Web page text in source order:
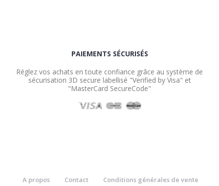
PAIEMENTS SÉCURISÉS
Réglez vos achats en toute confiance grâce au système de
sécurisation 3D secure labellisé "Verified by Visa" et
"MasterCard SecureCode"
A propos Contact Conditions générales de vente